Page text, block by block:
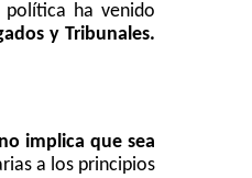
política ha venido
y Tribunales.
implica que sea
a los principios